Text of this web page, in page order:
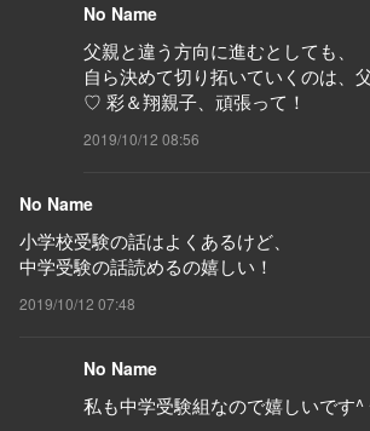
No Name
父親と違う方向に進むとしても、
自ら決めて切り拓いていくのは、
♡ 彩＆翔親子、頑張って！
2019/10/12 08:56
No Name
小学校受験の話はよくあるけど、
中学受験の話読めるの嬉しい！
2019/10/12 07:48
No Name
私も中学受験組なので嬉しいです^